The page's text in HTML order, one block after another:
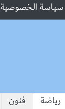
سياسة الخصوصية
رياضة
فنون